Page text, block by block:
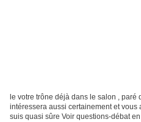
le votre trône déjà dans le salon ,
intéressera aussi certainement et
suis quasi sûre Voir questions-débat